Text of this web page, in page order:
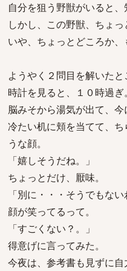
自分を狙う野獣がいると、
しかし、この野獣、ちょっ
いや、ちょっとどころか、
ようやく２問目を解いたと
時計を見ると、１０時過ぎ。
脳みそから湯気が出て、今
冷たい机に頬を当てて、
うな顔。
「嬉しそうだね。」
ちょっとだけ、厭味。
「別に・・・そうでもない
顔が笑ってるって。
「すごくない？。」
得意げに言ってみた。
今夜は、参考書も見ずに自